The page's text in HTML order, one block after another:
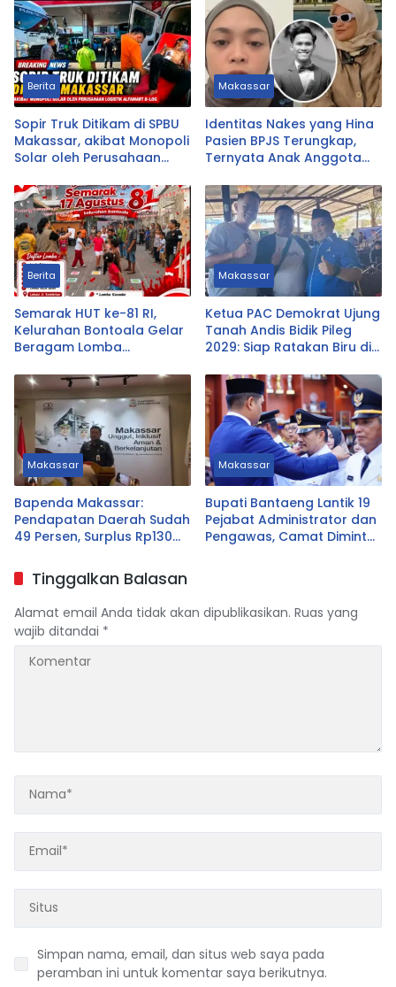
Berita
Sopir Truk Ditikam di SPBU
Makassar, akibat Monopoli
Solar oleh Perusahaan
Makassar
Identitas Nakes yang Hina
Pasien BPJS Terungkap,
Ternyata Anak Anggota
Berita
Semarak HUT ke-81 RI,
Kelurahan Bontoala Gelar
Beragam Lomba
Seluruh Warga
Makassar
Ketua PAC Demokrat Ujung
Tanah Andis Bidik Pileg
2029: Siap Ratakan Biru di
Makassar
Bapenda Makassar:
Pendapatan Daerah Sudah
49 Persen, Surplus Rp130
Makassar
Bupati Bantaeng Lantik 19
Pejabat Administrator dan
Pengawas, Camat Diminta
Tinggalkan Balasan
Alamat email Anda tidak akan dipublikasikan. Ruas yang
wajib ditandai *
Simpan nama, email, dan situs web saya pada
peramban ini untuk komentar saya berikutnya.